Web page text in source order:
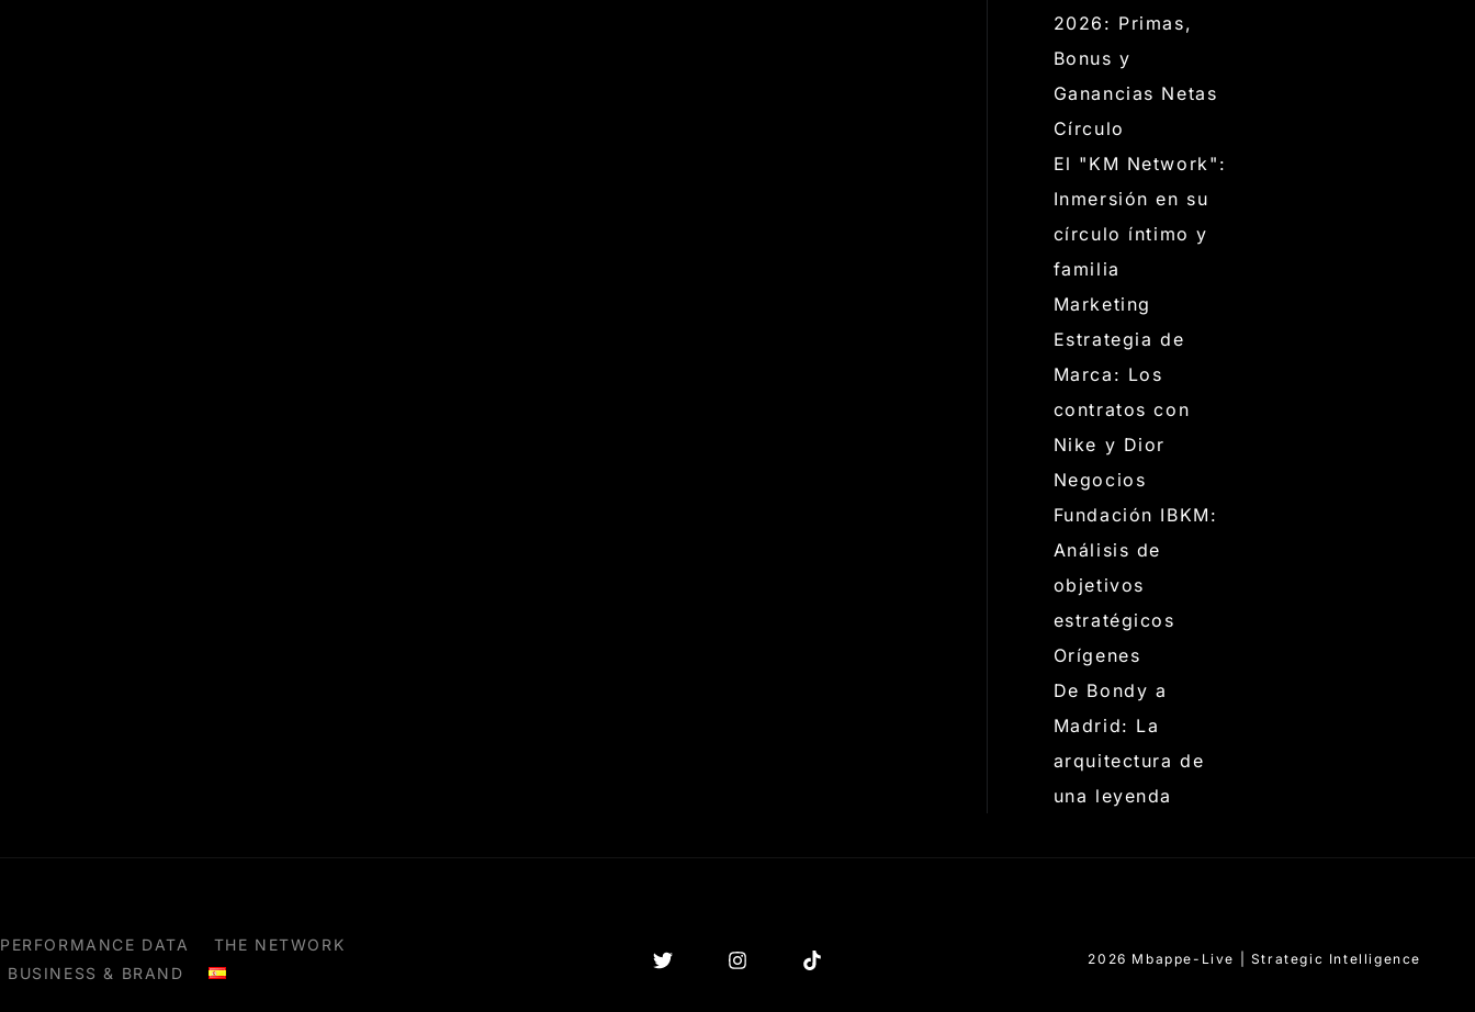
2026: Primas,
Bonus y
Ganancias Netas
Círculo
El "KM Network":
Inmersión en su
círculo íntimo y
familia
Marketing
Estrategia de
Marca: Los
contratos con
Nike y Dior
Negocios
Fundación IBKM:
Análisis de
objetivos
estratégicos
Orígenes
De Bondy a
Madrid: La
arquitectura de
una leyenda
PERFORMANCE DATA
THE NETWORK
BUSINESS & BRAND
2026 Mbappe-Live | Strategic Intelligence